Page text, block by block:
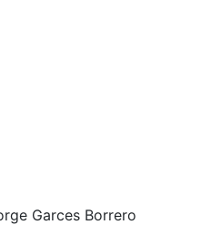
Garces Borrero